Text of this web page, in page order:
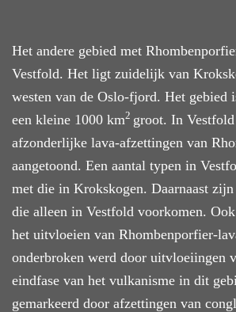
Het andere gebied met
Vestfold. Het ligt zuidelijk van
westen van de Oslo-fjord. Het gebied
een kleine 1000 km2 groot. In Vestfold
afzonderlijke lava-afzettingen van
aangetoond. Een aantal typen in
met die in Krokskogen. Daarnaast
die alleen in Vestfold voorkomen.
het uitvloeien van Rhombenporfier-
onderbroken werd door uitvloeiingen
eindfase van het vulkanisme in dit
gemarkeerd door afzettingen van